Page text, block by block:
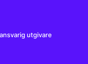
utgivare